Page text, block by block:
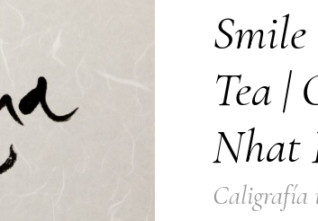
Tea |
Nhat
Caligrafía